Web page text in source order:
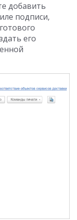
добавить
подписи,
его